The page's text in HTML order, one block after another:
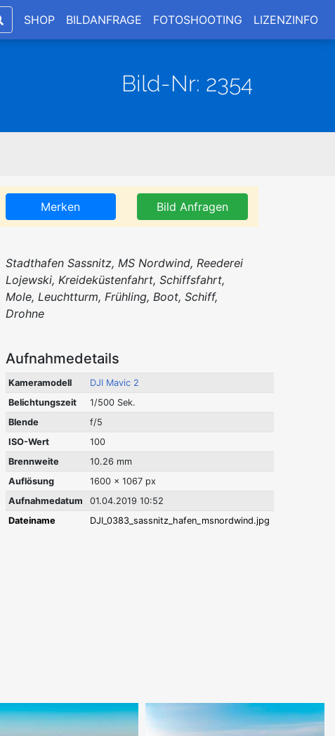
SHOP BILDANFRAGE FOTOSHOOTING LIZENZINFO
Bild-Nr: 2354
Merken Bild Anfragen
Stadthafen Sassnitz, MS Nordwind, Reederei
Lojewski, Kreideküstenfahrt, Schiffsfahrt,
Mole, Leuchtturm, Frühling, Boot, Schiff,
Drohne
Aufnahmedetails
Kameramodell
DJI Mavic 2
Belichtungszeit
1/500 Sek.
Blende
f/5
ISO-Wert
100
Brennweite
10.26 mm
Auflösung
1600 x 1067 px
Aufnahmedatum
01.04.2019 10:52
Dateiname
DJI_0383_sassnitz_hafen_msnordwind.jpg